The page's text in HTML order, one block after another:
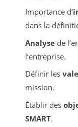
Importance d’
dans la
Analysede
l’entreprise.
Définir les
mission.
Établir des
SMART.